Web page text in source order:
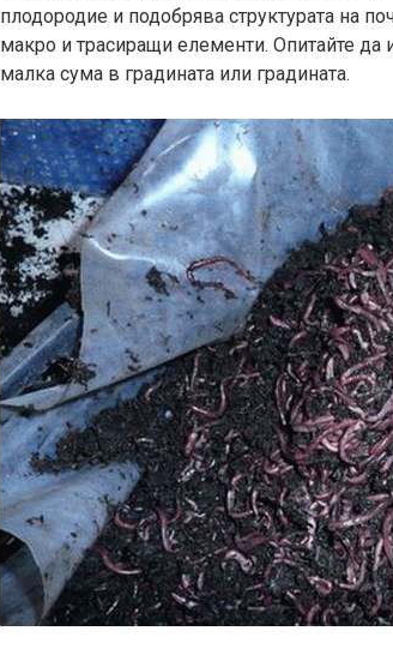
плодородие и подобрява структурата на
макро и трасиращи елементи. Опитайте да
малка сума в градината или градината.